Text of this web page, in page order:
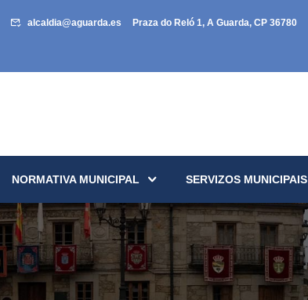
alcaldia@aguarda.es Praza do Reló 1, A Guarda, CP 36780
NORMATIVA MUNICIPAL SERVIZOS MUNICIPAIS